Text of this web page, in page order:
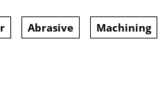
Abrasive Machining